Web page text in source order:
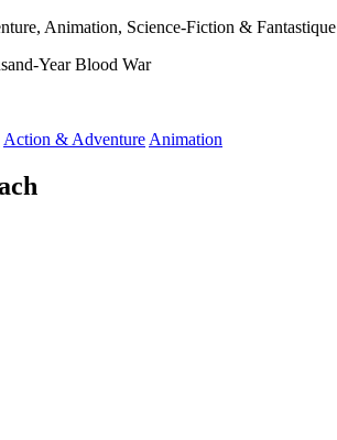
Animation, Science-Fiction & Fantastique
Year Blood War
Action & Adventure Animation